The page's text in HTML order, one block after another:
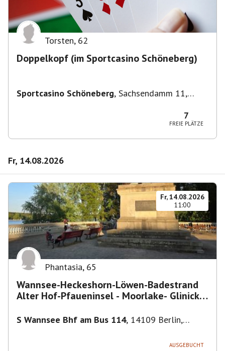
Torsten, 62
Doppelkopf (im Sportcasino Schöneberg)
Sportcasino Schöneberg, Sachsendamm 11,
7
FREIE PLÄTZE
Fr, 14.08.2026
Fr, 14.08.2026
11:00
Phantasia, 65
Wannsee-Heckeshorn-Löwen-Badestrand
Alter Hof-Pfaueninsel - Moorlake- Glinicker
S Wannsee Bhf am Bus 114, 14109 Berlin,
AUSGEBUCHT